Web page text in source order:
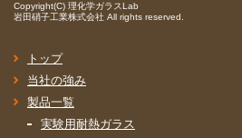
Copyright(C) 理化学ガラスLab
岩田硝子工業株式会社 All rights reserved.
トップ
当社の強み
製品一覧
実験用耐熱ガラス